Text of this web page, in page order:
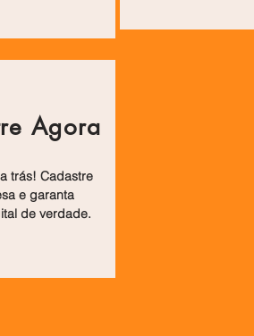
Agora
trás! Cadastre
e garanta
de verdade.